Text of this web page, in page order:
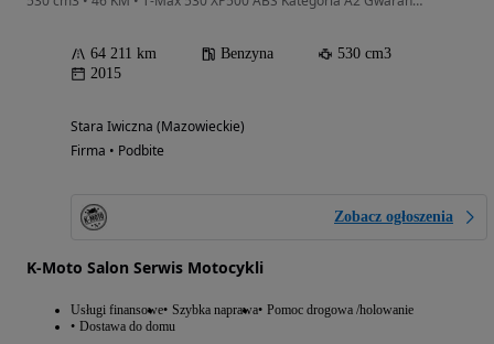
64 211 km Benzyna
530 cm3
2015
Stara Iwiczna (Mazowieckie)
Firma • Podbite
Zobacz ogłoszenia
K-Moto Salon Serwis Motocykli
Usługi finansowe Szybka naprawa Pomoc drogowa /holowanie
Dostawa do domu